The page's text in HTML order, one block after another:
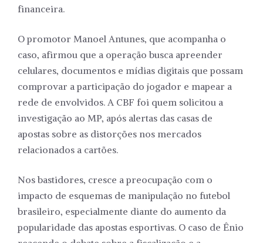
financeira.
O promotor Manoel Antunes, que acompanha o
caso, afirmou que a operação busca apreender
celulares, documentos e mídias digitais que possam
comprovar a participação do jogador e mapear a
rede de envolvidos. A CBF foi quem solicitou a
investigação ao MP, após alertas das casas de
apostas sobre as distorções nos mercados
relacionados a cartões.
Nos bastidores, cresce a preocupação com o
impacto de esquemas de manipulação no futebol
brasileiro, especialmente diante do aumento da
popularidade das apostas esportivas. O caso de Ênio